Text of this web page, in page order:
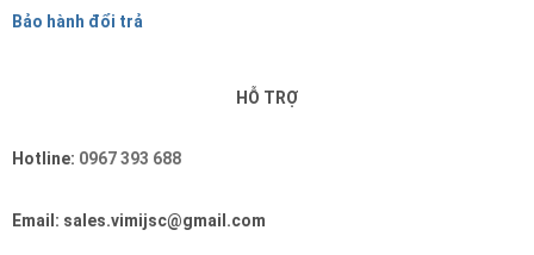
Bảo hành đổi trả
HỖ TRỢ
Hotline: 0967 393 688
Email: sales.vimijsc@gmail.com